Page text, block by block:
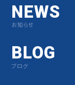
NEWS
お知らせ
BLOG
ブログ